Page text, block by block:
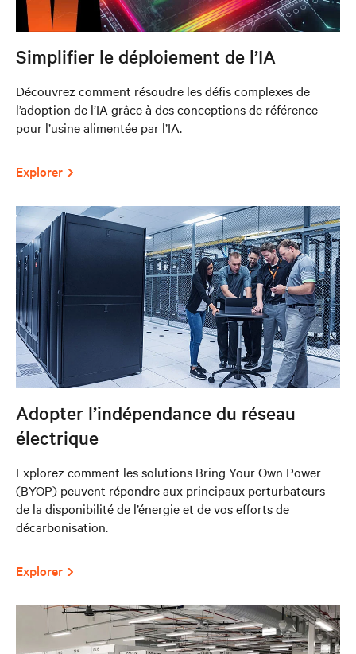
Simplifier le déploiement de l’IA
Découvrez comment résoudre les défis complexes de
l’adoption de l’IA grâce à des conceptions de référence
pour l’usine alimentée par l’IA.
Explorer
Adopter l’indépendance du réseau
électrique
Explorez comment les solutions Bring Your Own Power
(BYOP) peuvent répondre aux principaux perturbateurs
de la disponibilité de l’énergie et de vos efforts de
décarbonisation.
Explorer